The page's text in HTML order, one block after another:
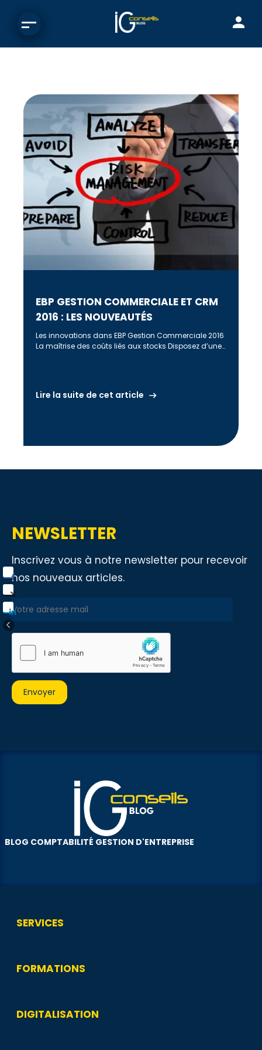
EBP GESTION COMMERCIALE ET CRM
2016 : LES NOUVEAUTÉS
Les innovations dans EBP Gestion Commerciale 2016
La maîtrise des coûts liés aux stocks Disposez d’une
Lire la suite de cet article
NEWSLETTER
Inscrivez vous à notre newsletter pour recevoir
nos nouveaux articles.
BLOG COMPTABILITÉ GESTION D'ENTREPRISE
SERVICES
FORMATIONS
DIGITALISATION